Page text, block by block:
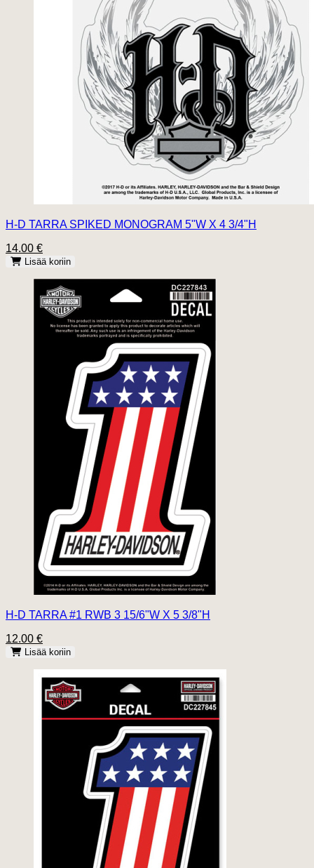
H-D TARRA SPIKED MONOGRAM 5"W X 4 3/4"H
14.00 €
Lisää koriin
H-D TARRA #1 RWB 3 15/6"W X 5 3/8"H
12.00 €
Lisää koriin